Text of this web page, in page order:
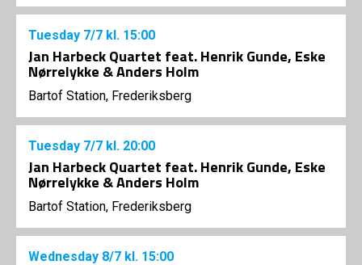
Tuesday 7/7 kl. 15:00
Jan Harbeck Quartet feat. Henrik Gunde, Eske
Nørrelykke & Anders Holm
Bartof Station, Frederiksberg
Tuesday 7/7 kl. 20:00
Jan Harbeck Quartet feat. Henrik Gunde, Eske
Nørrelykke & Anders Holm
Bartof Station, Frederiksberg
Wednesday 8/7 kl. 15:00